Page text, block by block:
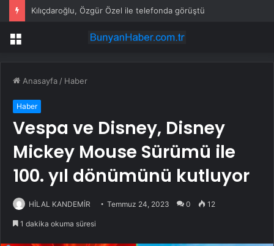
Kılıçdaroğlu, Özgür Özel ile telefonda görüştü
Menü
Anasayfa / Haber
Haber
Vespa ve Disney, Disney
Mickey Mouse Sürümü ile
100. yıl dönümünü kutluyor
HİLAL KANDEMİR Temmuz 24, 2023 0 12
1 dakika okuma süresi